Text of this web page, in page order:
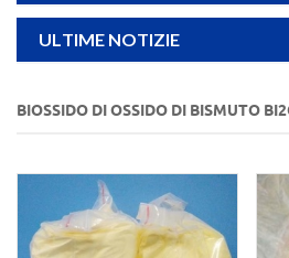
ULTIME NOTIZIE
BIOSSIDO DI OSSIDO DI BISMUTO